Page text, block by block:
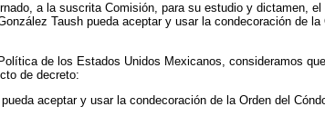
a la suscrita Comisión, para su estudio y dictamen,
Taush pueda aceptar y usar la condecoración de
de los Estados Unidos Mexicanos, consideramos
de decreto:
aceptar y usar la condecoración de la Orden del